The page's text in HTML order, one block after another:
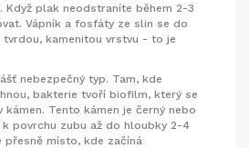
. Když plak neodstraníte během 2-3
Vápník a fosfáty ze slin se do
tvrdou, kamenitou vrstvu - to je
nebezpečný typ. Tam, kde
bakterie tvoří biofilm, který se
kámen. Tento kámen je černý nebo
k povrchu zubu až do hloubky 2-4
místo, kde začíná